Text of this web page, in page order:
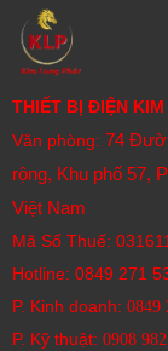
THIẾT BỊ ĐIỆN
Văn phòng: 74
rộng, Khu phố 57,
Việt Nam
Mã Số Thuế:
Hotline: 0849 271
P. Kinh doanh: 0849
P. Kỹ thuật: 0908